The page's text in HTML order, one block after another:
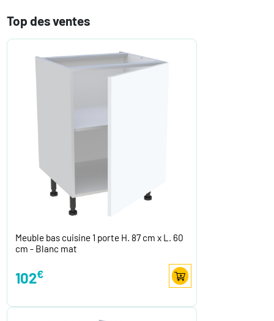
Top des ventes
Meuble bas cuisine 1 porte H. 87 cm x L. 60
cm - Blanc mat
102€